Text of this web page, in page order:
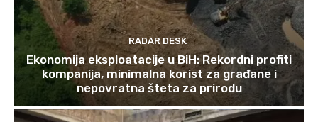
RADAR DESK
Ekonomija eksploatacije u BiH: Rekordni profiti
kompanija, minimalna korist za građane i
nepovratna šteta za prirodu